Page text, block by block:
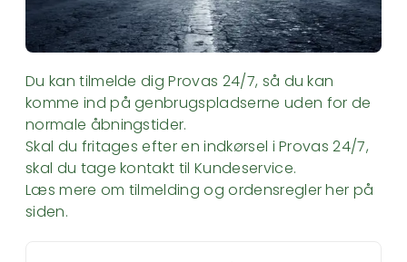
Du kan tilmelde dig Provas 24/7, så du kan
komme ind på genbrugspladserne uden for de
normale åbningstider.
Skal du fritages efter en indkørsel i Provas 24/7,
skal du tage kontakt til Kundeservice.
Læs mere om tilmelding og ordensregler her på
siden.